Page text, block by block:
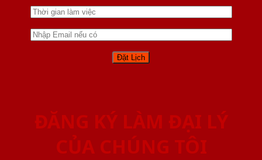
ĐĂNG KÝ LÀM ĐẠI LÝ
CỦA CHÚNG TÔI